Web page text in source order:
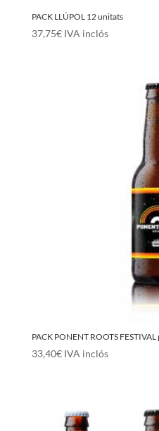
PACK LLÚPOL 12 unitats
37,75€ IVA inclós
PACK PONENT ROOTS
33,40€ IVA inclós